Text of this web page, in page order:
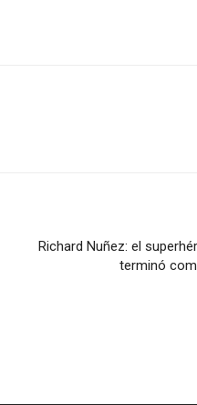
Richard Nuñez: el
terminó